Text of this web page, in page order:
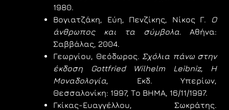
1980.
Βογιατζάκη, Εύη, Πενζίκης, Νίκος Γ.
Ο
άνθρωπος και τα σύμβολα. Αθήνα:
Σαββάλας, 2004.
Γεωργίου, Θεόδωρος. Σχόλια πάνω στην
έκδοση Gottfried Wilhelm Leibniz, Η
Μοναδολογία, Εκδ. Υπερίων,
Θεσσαλονίκη: 1997, Το ΒΗΜΑ, 16/11/1997.
Γκίκας-Ευαγγέλλου, Σωκράτης.